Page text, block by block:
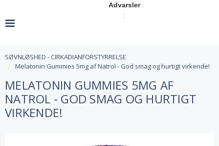
SØVNLØSHED - CIRKADIANFORSTYRRELSE
Melatonin Gummies 5mg af Natrol - God smag og hurtigt virkende!
MELATONIN GUMMIES 5MG AF
NATROL - GOD SMAG OG HURTIGT
VIRKENDE!
Advarsler
: